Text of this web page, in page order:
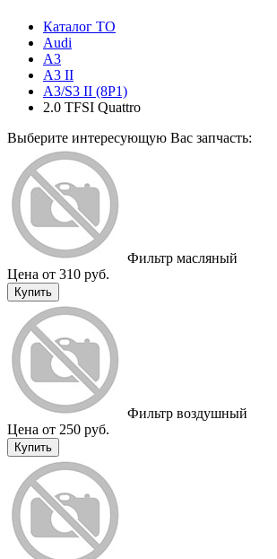
Каталог ТО
Audi
A3
A3 II
A3/S3 II (8P1)
2.0 TFSI Quattro
Выберите интересующую Вас запчасть:
Фильтр масляный
Цена от 310 руб.
Купить
Фильтр воздушный
Цена от 250 руб.
Купить